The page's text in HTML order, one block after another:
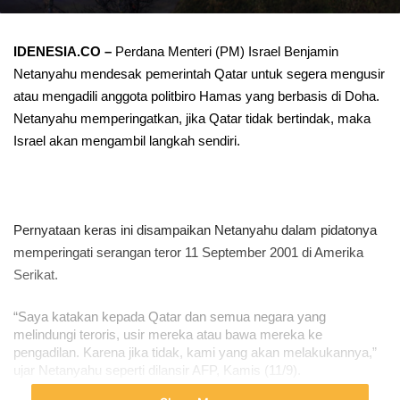
IDENESIA.CO – Perdana Menteri (PM) Israel Benjamin
Netanyahu mendesak pemerintah Qatar untuk segera mengusir
atau mengadili anggota politbiro Hamas yang berbasis di Doha.
Netanyahu memperingatkan, jika Qatar tidak bertindak, maka
Israel akan mengambil langkah sendiri.
Pernyataan keras ini disampaikan Netanyahu dalam pidatonya
memperingati serangan teror 11 September 2001 di Amerika
Serikat.
“Saya katakan kepada Qatar dan semua negara yang
melindungi teroris, usir mereka atau bawa mereka ke
pengadilan. Karena jika tidak, kami yang akan melakukannya,”
ujar Netanyahu seperti dilansir AFP, Kamis (11/9).